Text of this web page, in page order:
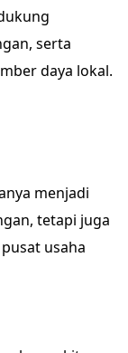
serta
daya lokal.
menjadi
tetapi juga
usaha